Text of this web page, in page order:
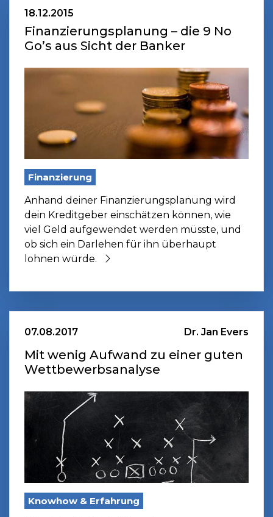
18.12.2015
Finanzierungsplanung – die 9 No
Go’s aus Sicht der Banker
Finanzierung
Anhand deiner Finanzierungsplanung wird
dein Kreditgeber einschätzen können, wie
viel Geld aufgewendet werden müsste, und
ob sich ein Darlehen für ihn überhaupt
lohnen würde.
07.08.2017 Dr. Jan Evers
Mit wenig Aufwand zu einer guten
Wettbewerbsanalyse
Knowhow & Erfahrung